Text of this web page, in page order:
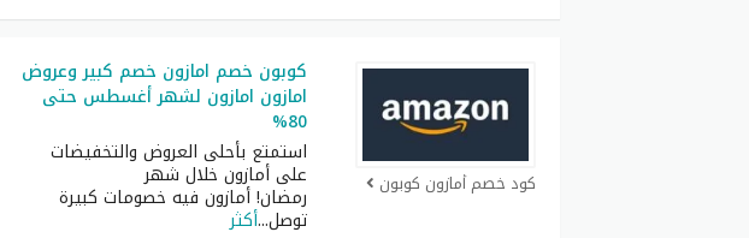
كود خصم أمازون كوبون
كوبون خصم امازون خصم كبير وعروض
امازون امازون لشهر أغسطس حتى
80%
استمتع بأحلى العروض والتخفيضات
على أمازون خلال شهر
رمضان! أمازون فيه خصومات كبيرة
توصل...أكثر